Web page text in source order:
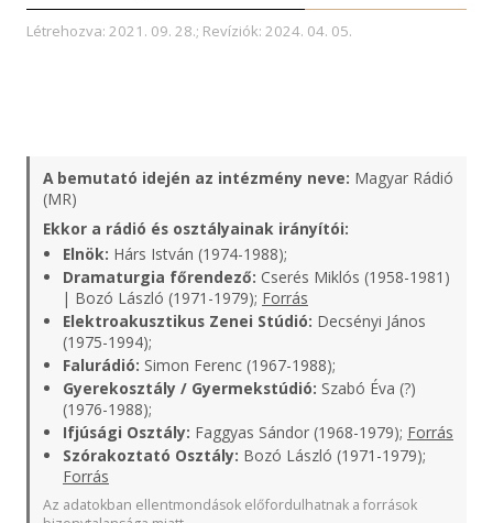
Létrehozva: 2021. 09. 28.; Revíziók: 2024. 04. 05.
A bemutató idején az intézmény neve: Magyar Rádió
(MR)
Ekkor a rádió és osztályainak irányítói:
Elnök: Hárs István (1974-1988);
Dramaturgia főrendező: Cserés Miklós (1958-1981)
| Bozó László (1971-1979); Forrás
Elektroakusztikus Zenei Stúdió: Decsényi János
(1975-1994);
Falurádió: Simon Ferenc (1967-1988);
Gyerekosztály / Gyermekstúdió: Szabó Éva (?)
(1976-1988);
Ifjúsági Osztály: Faggyas Sándor (1968-1979); Forrás
Szórakoztató Osztály: Bozó László (1971-1979);
Forrás
Az adatokban ellentmondások előfordulhatnak a források